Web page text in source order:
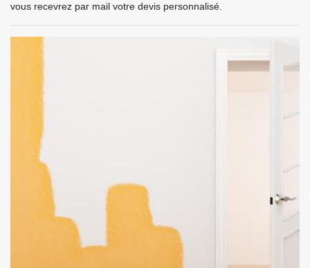
vous recevrez par mail votre devis personnalisé.